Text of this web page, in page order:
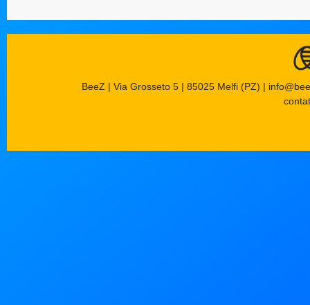
Politiche
BeeZ | Via Grosseto 5 | 85025 Melfi (PZ) |